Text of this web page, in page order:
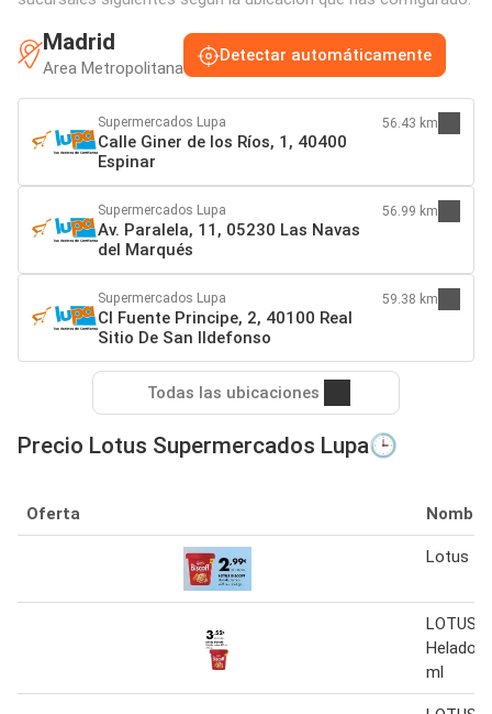
Madrid
Area Metropolitana
Detectar automáticamente
Supermercados Lupa
Calle Giner de los Ríos, 1, 40400
Espinar
56.43 km
Supermercados Lupa
Av. Paralela, 11, 05230 Las Navas
del Marqués
56.99 km
Supermercados Lupa
Cl Fuente Principe, 2, 40100 Real
Sitio De San Ildefonso
59.38 km
Todas las ubicaciones
Precio Lotus Supermercados Lupa🕒
Oferta Nombre
Lotus -
LOTUS
Helado,
ml